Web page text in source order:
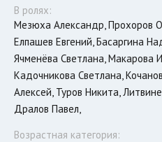
В ролях:
Мезюха Александр, Прохоров
Елпашев Евгений, Басаргина
Ячменёва Светлана, Макарова
Кадочникова Светлана,
Алексей, Туров Никита,
Дралов Павел,
Возрастная категория: